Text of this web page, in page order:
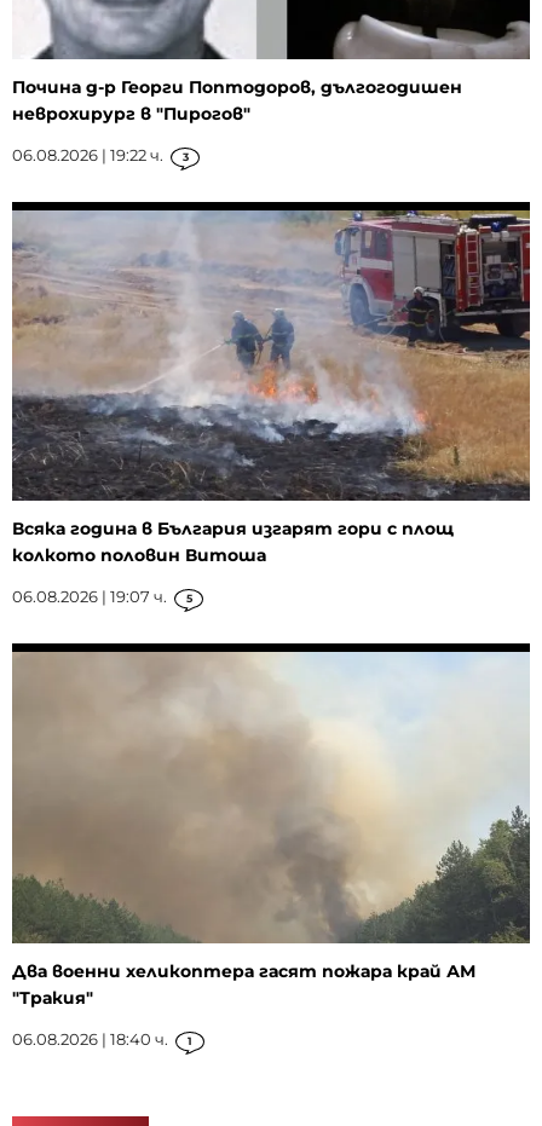
Почина д-р Георги Поптодоров, дългогодишен
неврохирург в "Пирогов"
06.08.2026 | 19:22 ч. 3
Всяка година в България изгарят гори с площ
колкото половин Витоша
06.08.2026 | 19:07 ч. 5
Два военни хеликоптера гасят пожара край АМ
"Тракия"
06.08.2026 | 18:40 ч. 1